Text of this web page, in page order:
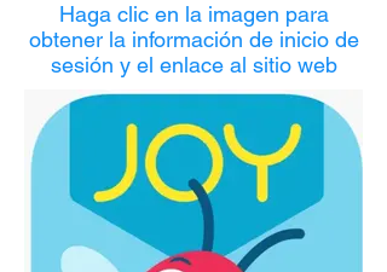
Haga clic en la imagen para
obtener la información de inicio de
sesión y el enlace al sitio web